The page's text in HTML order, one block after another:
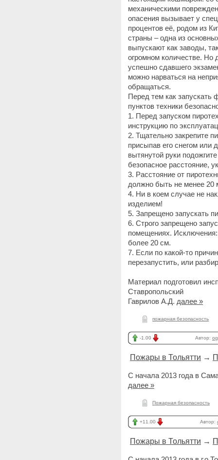
механическими
опасения вызывает у
процентов её, родом из
страны – одна из
выпускают как заводы,
огромном количестве. Но
успешно сдавшего
можно нарваться на
обращаться.
Перед тем как запускать
пунктов техники
1. Перед запуском
инструкцию по
2. Тщательно закрепите
присыпав его снегом или
вытянутой руки
безопасное расстояние,
3. Расстояние от
должно быть не менее 20
4. Ни в коем случае не
изделием!
5. Запрещено запускать
6. Строго запрещено
помещениях. Исключения:
более 20 см.
7. Если по какой-то
перезапустить, или
Материал подготовил
Ставропольский
Гаврилов А.Д. далее »
пожарная безопасность
-1.00 Автор:
Пожары в Тольятти →
С начала 2013 года в
далее »
Пожарная безопасность
+11.00 Автор:
Пожары в Тольятти →